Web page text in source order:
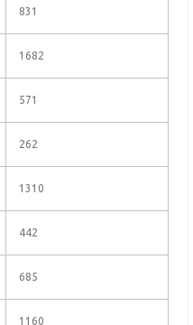
831
1682
571
262
1310
442
685
1160